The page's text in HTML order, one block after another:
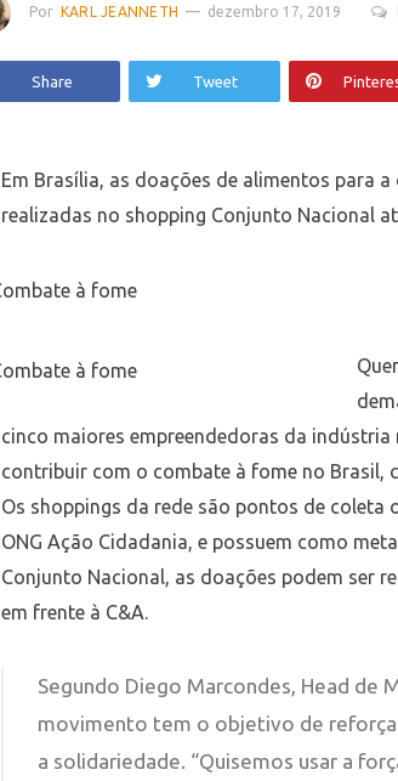
Por KARL JEANNETH dezembro 17, 2019
Share Tweet
Em Brasília, as doações de alimentos para
realizadas no shopping Conjunto Nacional
cinco maiores empreendedoras da
contribuir com o combate à fome no Brasil,
Os shoppings da rede são pontos de coleta
ONG Ação Cidadania, e possuem como
Conjunto Nacional, as doações podem ser
em frente à C&A.
Segundo Diego Marcondes, Head de
movimento tem o objetivo de
a solidariedade. “Quisemos usar a